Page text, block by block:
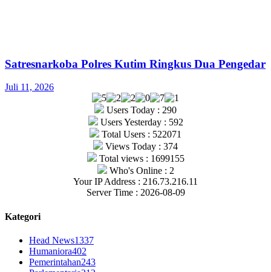
Satresnarkoba Polres Kutim Ringkus Dua Pengedar
Juli 11, 2026
Users Today : 290
Users Yesterday : 592
Total Users : 522071
Views Today : 374
Total views : 1699155
Who's Online : 2
Your IP Address : 216.73.216.11
Server Time : 2026-08-09
Kategori
Head News1337
Humaniora402
Pemerintahan243